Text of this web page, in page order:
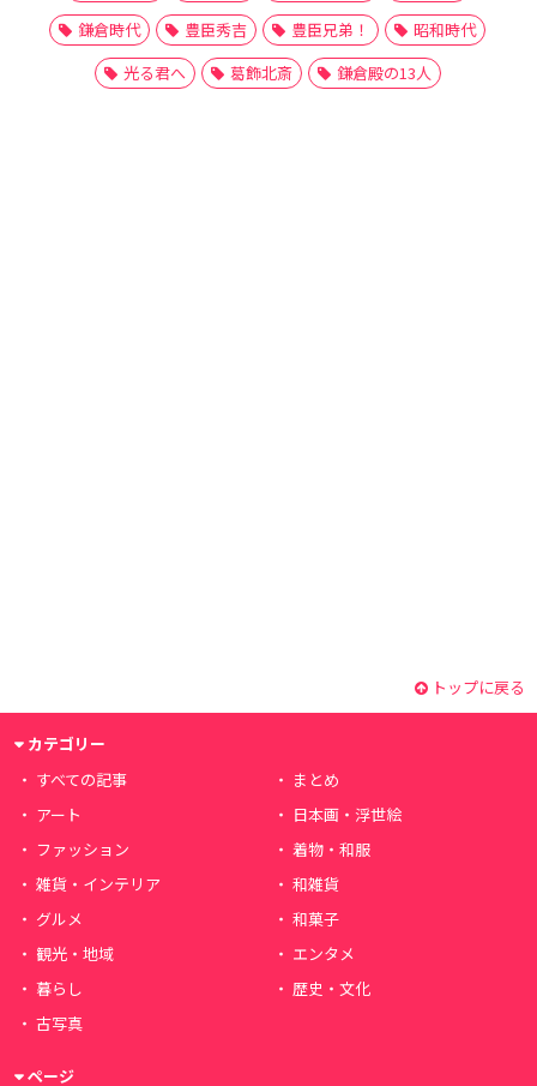
鎌倉時代
豊臣秀吉 豊臣兄弟！
昭和時代
光る君へ
葛飾北斎 鎌倉殿の13人
トップに戻る
カテゴリー
すべての記事
まとめ
アート
日本画・浮世絵
ファッション
着物・和服
雑貨・インテリア
和雑貨
グルメ
和菓子
観光・地域
エンタメ
暮らし
歴史・文化
古写真
ページ